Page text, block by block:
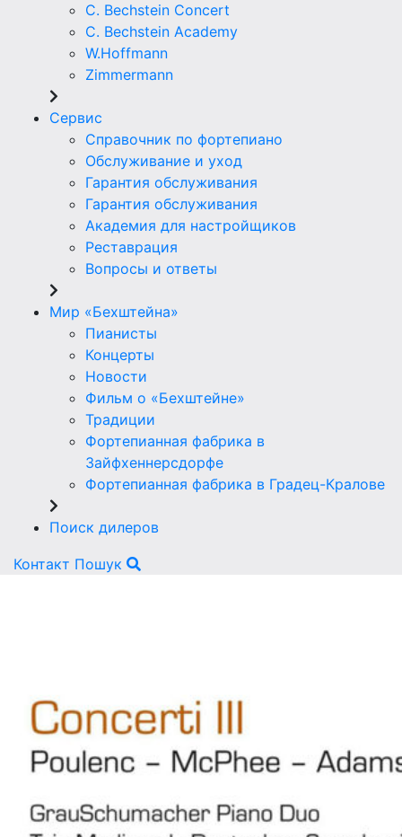
C. Bechstein Concert
C. Bechstein Academy
W.Hoffmann
Zimmermann
Сервис
Справочник по фортепиано
Обслуживание и уход
Гарантия обслуживания
Гарантия обслуживания
Академия для настройщиков
Реставрация
Вопросы и ответы
Мир «Бехштейна»
Пианисты
Концерты
Новости
Фильм о «Бехштейне»
Традиции
Фортепианная фабрика в
Зайфхеннерсдорфе
Фортепианная фабрика в Градец-Кралове
Поиск дилеров
Контакт Пошук